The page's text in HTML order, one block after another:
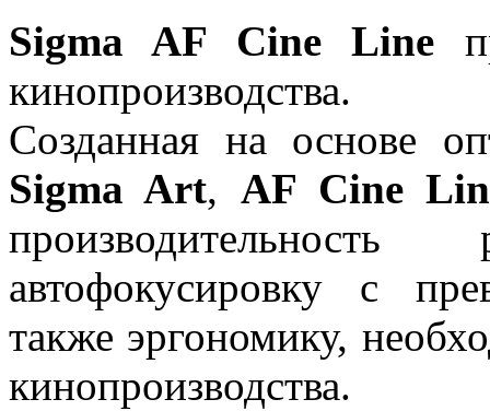
Sigma AF Cine Line
кинопроизводства.
Созданная на основе
Sigma Art, AF Cine
производительность
автофокусировку с
также эргономику,
кинопроизводства.